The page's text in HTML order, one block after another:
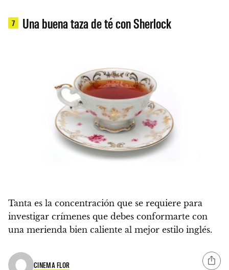
7 Una buena taza de té con Sherlock
Tanta es la concentración que se requiere para
investigar crímenes que debes conformarte con
una merienda bien caliente al mejor estilo inglés.
CINEMA FLOR